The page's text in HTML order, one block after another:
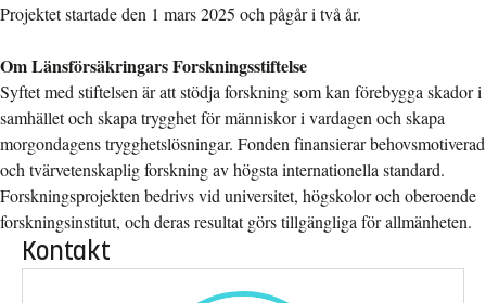
Projektet startade den 1 mars 2025 och pågår i två år.
Om Länsförsäkringars Forskningsstiftelse
Syftet med stiftelsen är att stödja forskning som kan förebygga skador i
samhället och skapa trygghet för människor i vardagen och skapa
morgondagens trygghetslösningar. Fonden finansierar behovsmotiverad
och tvärvetenskaplig forskning av högsta internationella standard.
Forskningsprojekten bedrivs vid universitet, högskolor och oberoende
forskningsinstitut, och deras resultat görs tillgängliga för allmänheten.
Kontakt